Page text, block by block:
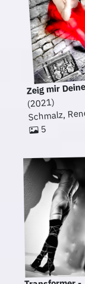
Zeig mir
(2021)
Schmalz,
5